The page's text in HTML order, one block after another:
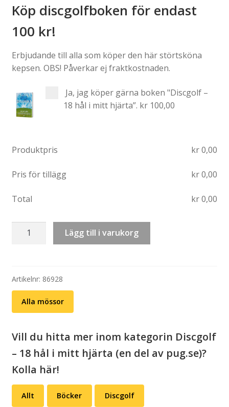
Köp discgolfboken för endast
100 kr!
Erbjudande till alla som köper den här störtsköna
kepsen. OBS! Påverkar ej fraktkostnaden.
Ja, jag köper gärna boken "Discgolf –
18 hål i mitt hjärta”. kr 100,00
Produktpris kr0,00
Pris för tillägg kr0,00
Total kr0,00
Mössa/beanie:
modeller/två
färger)
mängd
Lägg till i varukorg
Artikelnr: 86928
Alla mössor
Vill du hitta mer inom kategorin Discgolf
– 18 hål i mitt hjärta (en del av pug.se)?
Kolla här!
Allt Böcker Discgolf